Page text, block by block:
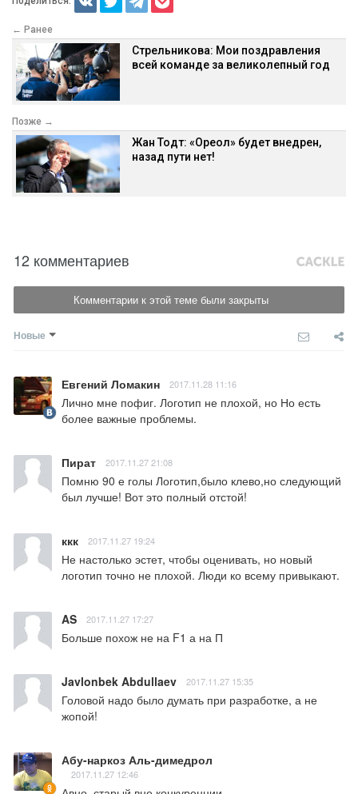
← Ранее
Стрельникова: Мои поздравления
всей команде за великолепный год
Позже →
Жан Тодт: «Ореол» будет внедрен,
назад пути нет!
12 комментариев
Комментарии к этой теме были закрыты
Новые
Евгений Ломакин 2017.11.28 11:16
Лично мне пофиг. Логотип не плохой, но Но есть
более важные проблемы.
Пират 2017.11.27 21:08
Помню 90 е голы Логотип,было клево,но следующий
был лучше! Вот это полный отстой!
ккк 2017.11.27 19:24
Не настолько эстет, чтобы оценивать, но новый
логотип точно не плохой. Люди ко всему привыкают.
AS 2017.11.27 17:27
Больше похож не на F1 а на П
Javlonbek Abdullaev 2017.11.27 15:35
Головой надо было думать при разработке, а не
жопой!
Абу-наркоз Аль-димедрол
2017.11.27 12:46